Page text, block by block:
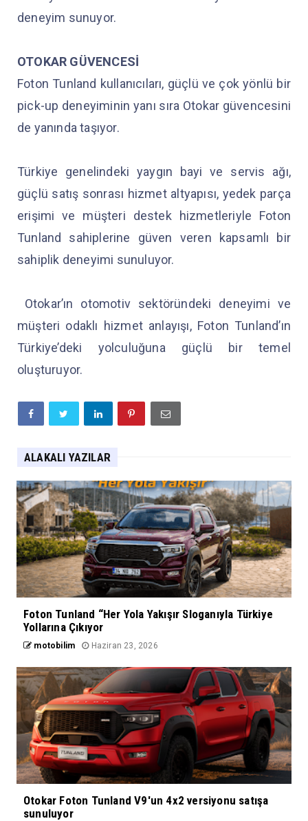
deneyim sunuyor.
OTOKAR GÜVENCESİ
Foton Tunland kullanıcıları, güçlü ve çok yönlü bir
pick-up deneyiminin yanı sıra Otokar güvencesini
de yanında taşıyor.
Türkiye genelindeki yaygın bayi ve servis ağı,
güçlü satış sonrası hizmet altyapısı, yedek parça
erişimi ve müşteri destek hizmetleriyle Foton
Tunland sahiplerine güven veren kapsamlı bir
sahiplik deneyimi sunuluyor.
Otokar’ın otomotiv sektöründeki deneyimi ve
müşteri odaklı hizmet anlayışı, Foton Tunland’ın
Türkiye’deki yolculuğuna güçlü bir temel
oluşturuyor.
ALAKALI YAZILAR
Foton Tunland “Her Yola Yakışır Sloganıyla Türkiye
Yollarına Çıkıyor
motobilim Haziran 23, 2026
Otokar Foton Tunland V9'un 4x2 versiyonu satışa
sunuluyor